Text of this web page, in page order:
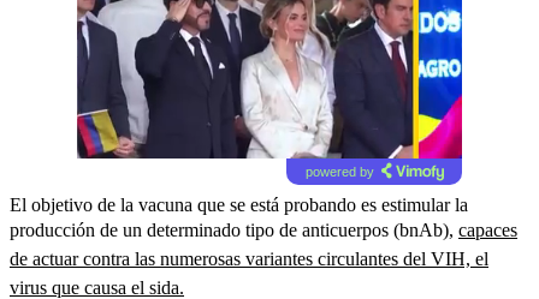
powered by
El objetivo de la vacuna que se está probando es estimular la
producción de un determinado tipo de anticuerpos (bnAb), capaces
de actuar contra las numerosas variantes circulantes del VIH, el
virus que causa el sida.